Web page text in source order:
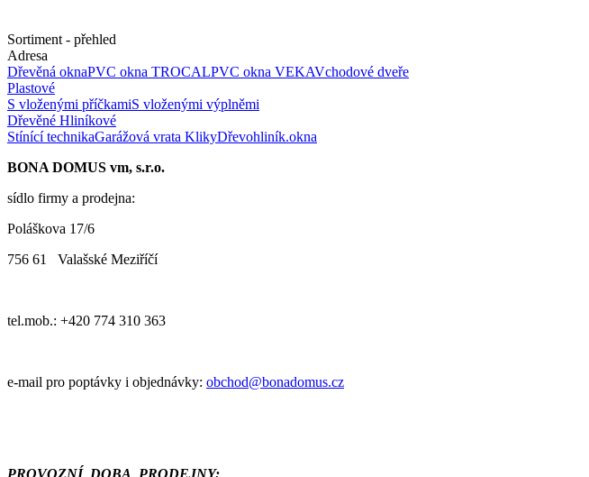
Sortiment - přehled
Adresa
Dřevěná oknaPVC okna TROCALPVC okna VEKAVchodové dveře
Plastové
S vloženými příčkamiS vloženými výplněmi
Dřevěné Hliníkové
Stínící technikaGarážová vrata KlikyDřevohliník.okna
BONA DOMUS vm, s.r.o.
sídlo firmy a prodejna:
Poláškova 17/6
756 61 Valašské Meziříčí
tel.mob.: +420 774 310 363
e-mail pro poptávky i objednávky: obchod@bonadomus.cz
PROVOZNÍ DOBA PRODEJNY: